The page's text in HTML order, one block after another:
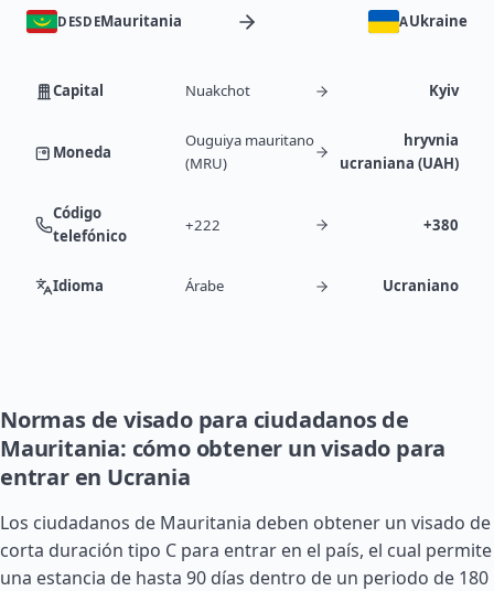
DESDEMauritania AUkraine
Capital Nuakchot Kyiv
Moneda
Ouguiya mauritano
(MRU)
hryvnia
ucraniana (UAH)
Código
telefónico
+222 +380
Idioma Árabe Ucraniano
Normas de visado para ciudadanos de
Mauritania: cómo obtener un visado para
entrar en Ucrania
Los ciudadanos de Mauritania deben obtener un visado de
corta duración tipo C para entrar en el país, el cual permite
una estancia de hasta 90 días dentro de un periodo de 180